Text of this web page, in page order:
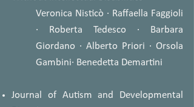
Veronica Nisticò · Raffaella Faggioli
· Roberta Tedesco · Barbara
Giordano · Alberto Priori · Orsola
Gambini· Benedetta Demartini
Journal of Autism and Developmental